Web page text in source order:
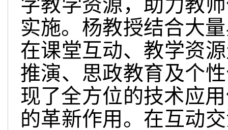
字教学资源，助力教
实施。杨教授结合大
在课堂互动、教学资
推演、思政教育及个
现了全方位的技术应
的革新作用。在互动